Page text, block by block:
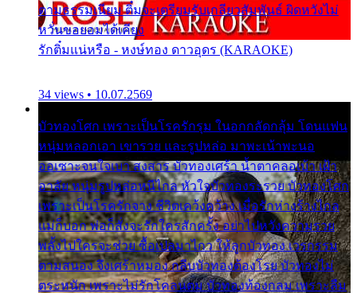
ตามธรรมเนียม ติ๋มจะเตรียมรับเกลียวสัมพันธ์ ผิดหวังไม่
หวั่นขอยอมได้เคียง
รักติ๋มแน่หรือ - หงษ์ทอง ดาวอุดร (KARAOKE)
34 views • 10.07.2569
บัวทองโศก เพราะเป็นโรครักรุม ในอกกลัดกลุ้ม โดนแฟน
หนุ่มหลอกเอา เขารวย และรูปหล่อ มาพะเน้าพะนอ
ออเซาะจนใจเบา สงสาร บัวทองเศร้า น้ำตาคลอเบ้า เฝ้า
อาลัย หนุ่มรูปหล่อหนีไกล หัวใจบัวทองระรวย บัวทองโศก
เพราะเป็นโรครักจาง ชีวิตเคว้งคว้าง เมื่อรักห่างร้างไกล
แม่ก็บอก พ่อก็สั่งจะรักใครสักครั้ง อย่าไปหวังความรวย
พลั้งไปใครจะช่วย ซื้อเปลมาไกว ให้ลูกบัวทอง เวรกรรม
ตามสนอง จึงเศร้าหมอง กลีบบัวทองต้องโรย บัวทองไม่
ตระหนัก เพราะไม่รักโคลนตม บัวทองท้องกลม เพราะลืม